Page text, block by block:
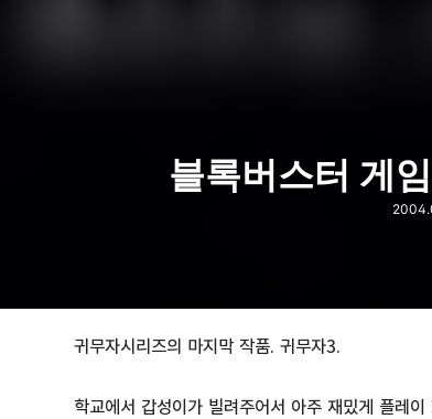
블록버스터 게
귀무자시리즈의 마지막 작품. 귀무자3.
학교에서 갑성이가 빌려주어서 아주 재밌게 플레